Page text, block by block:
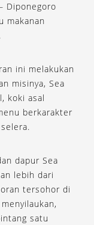
Diponegoro
makanan
ini melakukan
misinya, Sea
koki asal
berkarakter
dapur Sea
lebih dari
tersohor di
satu